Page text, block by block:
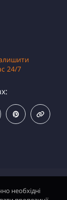
24/7
необхідні